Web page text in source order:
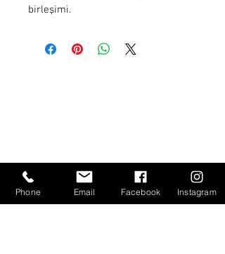
birleşimi.
Gizlilik Sözleşmesi
Phone Email Facebook Instagram